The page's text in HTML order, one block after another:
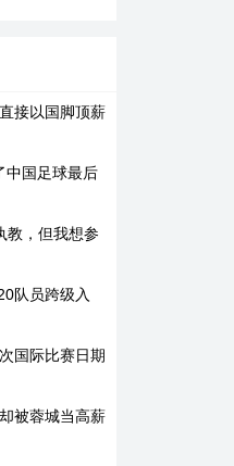
接以国脚顶薪
中国足球最后
教，但我想参
队员跨级入
国际比赛日期
被蓉城当高薪